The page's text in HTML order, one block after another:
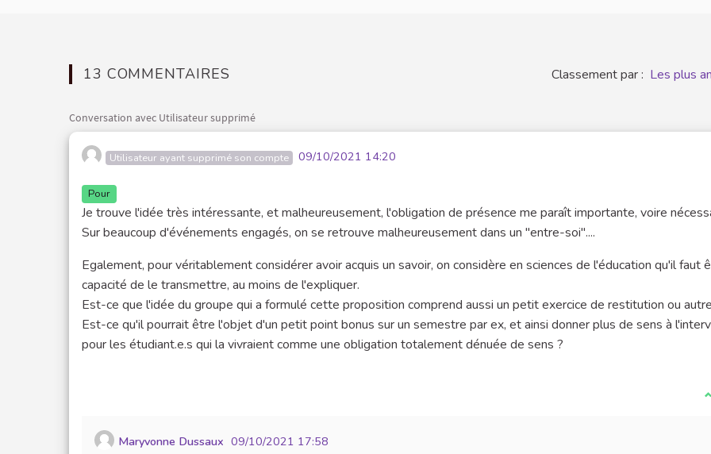
13 COMMENTAIRES Classement par : Les plus
Conversation avec Utilisateur supprimé
Utilisateur ayant supprimé son compte 09/10/2021 14:20
Pour
Je trouve l'idée très intéressante, et malheureusement, l'obligation de présence me paraît importante, voire
Sur beaucoup d'événements engagés, on se retrouve malheureusement dans un "entre-soi"....
Egalement, pour véritablement considérer avoir acquis un savoir, on considère en sciences de l'éducation qu'il faut
capacité de le transmettre, au moins de l'expliquer.
Est-ce que l'idée du groupe qui a formulé cette proposition comprend aussi un petit exercice de restitution ou
Est-ce qu'il pourrait être l'objet d'un petit point bonus sur un semestre par ex, et ainsi donner plus de sens à
pour les étudiant.e.s qui la vivraient comme une obligation totalement dénuée de sens ?
Maryvonne Dussaux 09/10/2021 17:58